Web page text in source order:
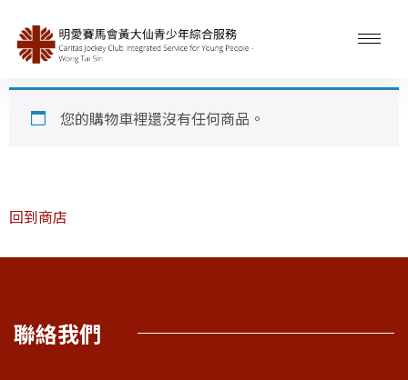
您的購物車裡還沒有任何商品。
回到商店
聯絡我們